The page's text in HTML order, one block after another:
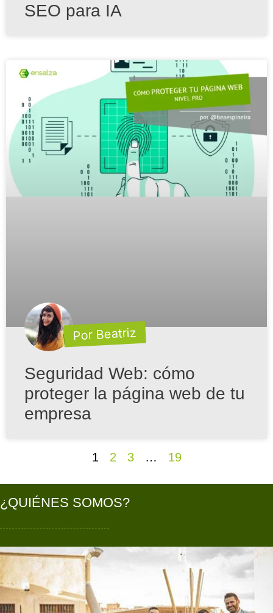
SEO para IA
Por Beatriz
Seguridad Web: cómo
proteger la página web de tu
empresa
1 2 3 … 19
¿QUIÉNES SOMOS?